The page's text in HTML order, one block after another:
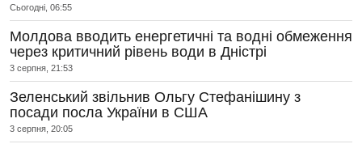
Сьогодні, 06:55
Молдова вводить енергетичні та водні обмеження
через критичний рівень води в Дністрі
3 серпня, 21:53
Зеленський звільнив Ольгу Стефанішину з
посади посла України в США
3 серпня, 20:05